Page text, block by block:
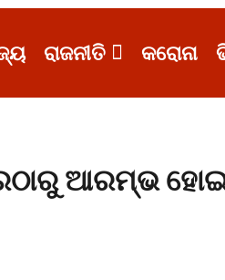
ରାଜନୀତି କରୋନା
ଆରମ୍ଭ